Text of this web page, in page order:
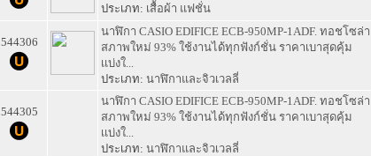
ประเภท: เสื้อผ้า แฟชั่น
544306
นาฬิกา CASIO EDIFICE ECB-950MP-1ADF. ทอชโซล่า
สภาพใหม่ 93% ใช้งานได้ทุกฟังก์ชั่น ราคาเบาสุดคุ้ม
เเบ่งใ...
ประเภท: นาฬิกาและจิวเวลลี่
544305
นาฬิกา CASIO EDIFICE ECB-950MP-1ADF. ทอชโซล่า
สภาพใหม่ 93% ใช้งานได้ทุกฟังก์ชั่น ราคาเบาสุดคุ้ม
เเบ่งใ...
ประเภท: นาฬิกาและจิวเวลลี่